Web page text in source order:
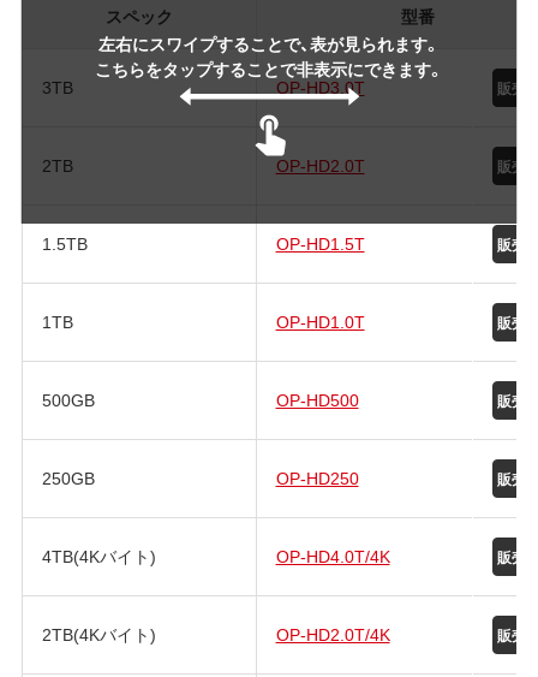
左右にスワイプすることで、表が見られます。
こちらをタップすることで非表示にできます。
スペック 型番
3TB OP-HD3.0T
2TB OP-HD2.0T
1.5TB OP-HD1.5T
1TB OP-HD1.0T
500GB OP-HD500
250GB OP-HD250
4TB(4Kバイト) OP-HD4.0T/4K
2TB(4Kバイト) OP-HD2.0T/4K